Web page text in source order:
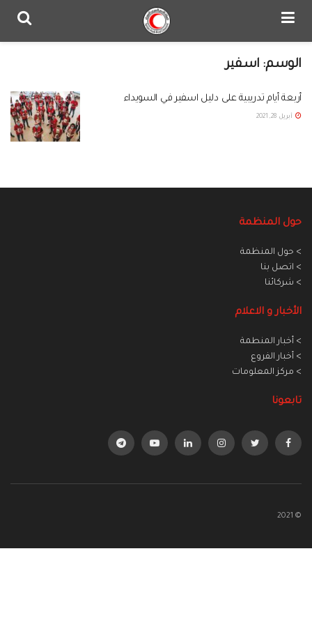
الوسم: اسفير
أربعة أيام تدريبية على دليل اسفير في السويداء
أبريل 28, 2021
حول المنظمة
> حول المنظمة
> اتصل بنا
> شركائنا
الأخبار و الاعلام
> أخبار المنطمة
> أخبار الفروع
> مركز المعلومات
تابعونا
© 2021